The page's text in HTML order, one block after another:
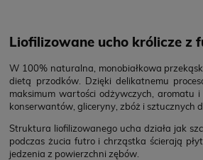
Liofilizowane ucho królicze z
W 100% naturalna, monobiałkowa
dietą przodków. Dzięki delikatnemu
maksimum wartości odżywczych, aromatu
konserwantów, gliceryny, zbóż i sztucznych
Struktura liofilizowanego ucha działa jak
podczas żucia futro i chrząstka ścierają
jedzenia z powierzchni zębów.